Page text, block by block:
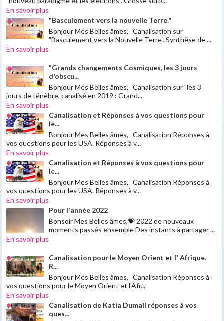
En savoir plus
"Basculement vers la nouvelle Terre."
Bonjour Mes Belles âmes, Canalisation sur
"Basculement vers la Nouvelle Terre". Synthèse de ...
En savoir plus
"Grands changements Cosmiques, les 3 jours
d'obscu...
Bonjour Mes Belles âmes, Canalisation sur "les 3
jours de ténèbre, canalisé en 2019 : Grand...
En savoir plus
Canalisation et Réponses à vos questions pour
le...
Bonjour Mes Belles âmes, Canalisation Réponses à
vos questions pour les USA. Réponses à v...
En savoir plus
Canalisation et Réponses à vos questions pour
le...
Bonjour Mes Belles âmes, Canalisation Réponses à
vos questions pour les USA. Réponses à v...
En savoir plus
Pour l'année 2022
Bonsoir Mes Belles âmes,💝 2022 de nouveaux
moments passés ensemble Des instants à partager ...
En savoir plus
Canalisation pour le Moyen Orient et l' Afrique.
R...
Bonjour Mes Belles âmes, Canalisation Réponses à
vos questions pour le Moyen Orient et l'Afr...
En savoir plus
Canalisation de Katia Dumail réponses à vos
ques...